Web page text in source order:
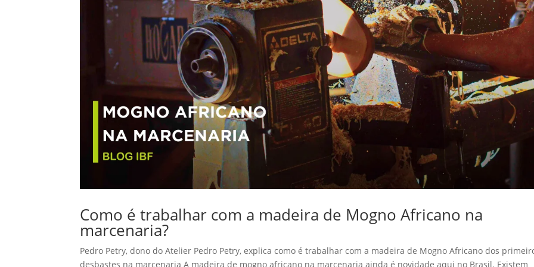
Como é trabalhar com a madeira de Mogno Africano na
marcenaria?
Pedro Petry, dono do Atelier Pedro Petry, explica como é trabalhar com a madeira de Mogno Africano dos
desbastes na marcenaria A madeira de mogno africano na marcenaria ainda é novidade aqui no Brasil. Existem